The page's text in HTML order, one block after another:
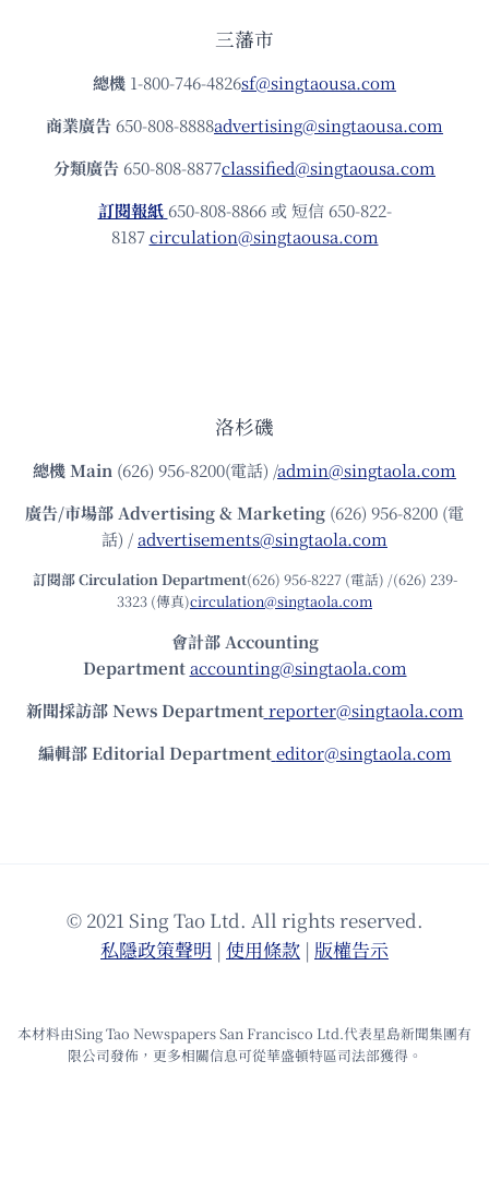
三藩市
總機 1-800-746-4826sf@singtaousa.com
商業廣告 650-808-8888advertising@singtaousa.com
分類廣告 650-808-8877classified@singtaousa.com
訂閱報紙 650-808-8866 或 短信 650-822-
8187circulation@singtaousa.com
洛杉磯
總機Main (626) 956-8200(電話) /admin@singtaola.com
廣告/市場部Advertising & Marketing (626) 956-8200 (電
話) /advertisements@singtaola.com
訂閱部 Circulation Department(626) 956-8227 (電話) /(626) 239-
3323 (傳真)circulation@singtaola.com
會計部 Accounting
Department accounting@singtaola.com
新聞採訪部 News Department reporter@singtaola.com
編輯部 Editorial Department editor@singtaola.com
© 2021 Sing Tao Ltd. All rights reserved.
私隱政策聲明 | 使⽤條款 | 版權告⽰
本材料由Sing Tao Newspapers San Francisco Ltd.代表星島新聞集團有
限公司發佈，更多相關信息可從華盛頓特區司法部獲得。